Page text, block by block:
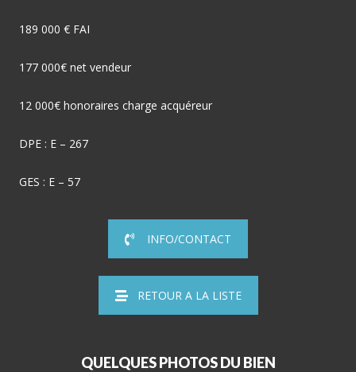
189 000 € FAI
177 000€ net vendeur
12 000€ honoraires charge acquéreur
DPE : E – 267
GES : E – 57
INFO/CONTACT
RETOUR A LA LISTE
QUELQUES PHOTOS DU BIEN